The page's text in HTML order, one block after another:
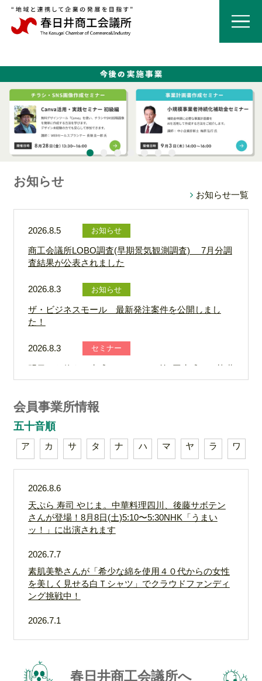
お知らせ
お知らせ一覧
2026.8.5 お知らせ
商工会議所LOBO調査(早期景気観測調査) 7月分調
査結果が公表されました
2026.8.3 お知らせ
ザ・ビジネスモール 最新発注案件を公開しまし
た！
2026.8.3 セミナー
明日から使える生成AIセミナー 第1回生成AIの基礎
と最新トレンド 参加者募集！
2026.8.3 お知らせ
会議所ニュース8月号発行しました！
2026.7.31 セミナー
自社の強みを見つける・活かすバズ・セッション
参加者募集！
2026.7.21
Ｃａｎｖａ活用・実践セミナー 初級編 参加者募
集！
2026.7.13
ジギョケイNEXTセミナー受講者募集
2026.7.6
会員事業所情報
五十音順
ア カ サ タ ナ ハ マ ヤ ラ ワ
2026.8.6
天ぷら 寿司 やじま。中華料理四川、後藤サボテン
さんが登場！8月8日(土)5:10〜5:30NHK「うまい
ッ！」に出演されます
2026.7.7
素肌美塾さんが「希少な綿を使用４０代からの女性
を美しく見せる白Ｔシャツ」でクラウドファンディ
ング挑戦中！
2026.7.1
倶楽部しゃちほこっ ～春日井市を中心に落語会を
2026.5.11
春日井商工会議所へ